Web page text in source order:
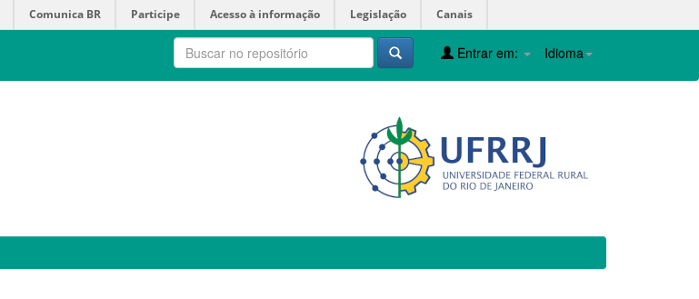
Comunica BR Participe Acesso à informação Legislação Canais
Idioma
Entrar em: